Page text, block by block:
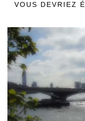
VOUS DEVRIEZ